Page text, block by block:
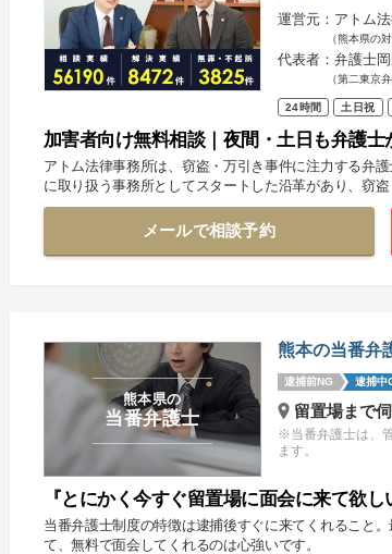
運営元：アトム
（熊本県の
代表者：弁護士
（第二東京
24時間 土日祝
加害者向け無料相談｜夜間・土日も弁護士
アトム法律事務所は、窃盗・万引き事件に注力する弁
に取り扱う事務所としてスタートした沿革があり、窃
メールで相談予約
熊本の当番弁
逮捕前NG 逮捕中
熊本県の
当番弁護士 留置場まで
※当番弁護士は、
ます。
『とにかく今すぐ留置場に面会に来て欲し
当番弁護士制度の特徴は逮捕後すぐに来てくれること
て、無料で面会してくれるのは心強いです。